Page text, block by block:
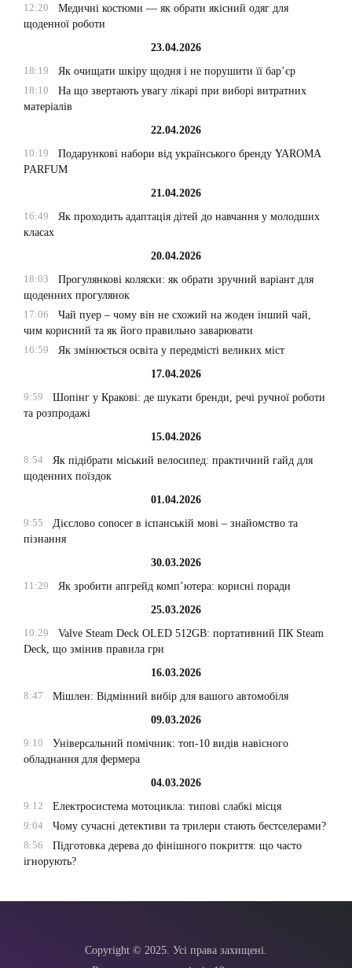
12:20
Медичні костюми — як обрати якісний одяг для
щоденної роботи
23.04.2026
18:19
Як очищати шкіру щодня і не порушити її бар’єр
18:10
На що звертають увагу лікарі при виборі витратних
матеріалів
22.04.2026
10:19
Подарункові набори від українського бренду YAROMA
PARFUM
21.04.2026
16:49
Як проходить адаптація дітей до навчання у молодших
класах
20.04.2026
18:03
Прогулянкові коляски: як обрати зручний варіант для
щоденних прогулянок
17:06
Чай пуер – чому він не схожий на жоден інший чай,
чим корисний та як його правильно заварювати
16:59
Як змінюється освіта у передмісті великих міст
17.04.2026
9:59
Шопінг у Кракові: де шукати бренди, речі ручної роботи
та розпродажі
15.04.2026
8:54
Як підібрати міський велосипед: практичний гайд для
щоденних поїздок
01.04.2026
9:55
Дієслово conocer в іспанській мові – знайомство та
пізнання
30.03.2026
11:29
Як зробити апгрейд комп’ютера: корисні поради
25.03.2026
10:29
Valve Steam Deck OLED 512GB: портативний ПК Steam
Deck, що змінив правила гри
16.03.2026
8:47
Мішлен: Відмінний вибір для вашого автомобіля
09.03.2026
9:10
Універсальний помічник: топ-10 видів навісного
обладнання для фермера
04.03.2026
9:12
Електросистема мотоцикла: типові слабкі місця
9:04
Чому сучасні детективи та трилери стають бестселерами?
8:56
Підготовка дерева до фінішного покриття: що часто
ігнорують?
Copyright © 2025. Усі права захищені.